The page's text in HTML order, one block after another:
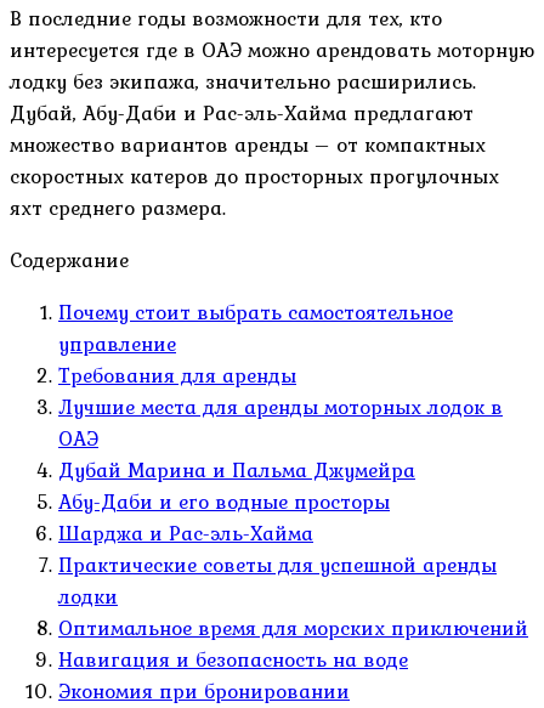
В последние годы возможности для тех, кто
интересуется где в ОАЭ можно арендовать моторную
лодку без экипажа, значительно расширились.
Дубай, Абу-Даби и Рас-эль-Хайма предлагают
множество вариантов аренды – от компактных
скоростных катеров до просторных прогулочных
яхт среднего размера.
Содержание
Почему стоит выбрать самостоятельное
управление
Требования для аренды
Лучшие места для аренды моторных лодок в
ОАЭ
Дубай Марина и Пальма Джумейра
Абу-Даби и его водные просторы
Шарджа и Рас-эль-Хайма
Практические советы для успешной аренды
лодки
Оптимальное время для морских приключений
Навигация и безопасность на воде
Экономия при бронировании